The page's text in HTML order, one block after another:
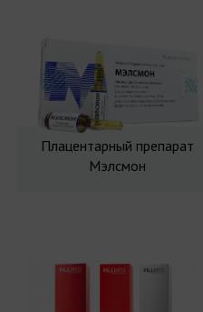
Плацентарный препарат
Мэлсмон